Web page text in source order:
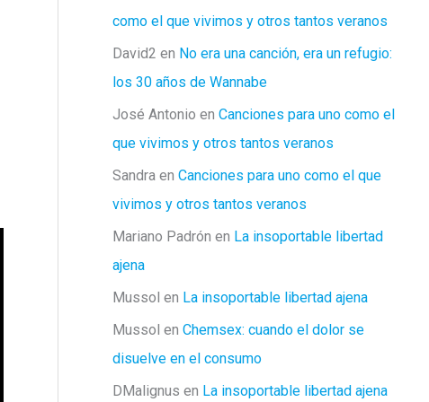
como el que vivimos y otros tantos veranos
David2 en No era una canción, era un refugio:
los 30 años de Wannabe
José Antonio en Canciones para uno como el
que vivimos y otros tantos veranos
Sandra en Canciones para uno como el que
vivimos y otros tantos veranos
Mariano Padrón en La insoportable libertad
ajena
Mussol en La insoportable libertad ajena
Mussol en Chemsex: cuando el dolor se
disuelve en el consumo
DMalignus en La insoportable libertad ajena